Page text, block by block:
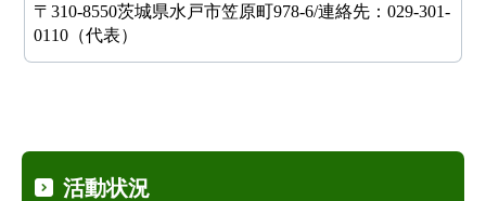
〒310-8550茨城県水戸市笠原町978-6/連絡先：029-301-
0110（代表）
活動状況